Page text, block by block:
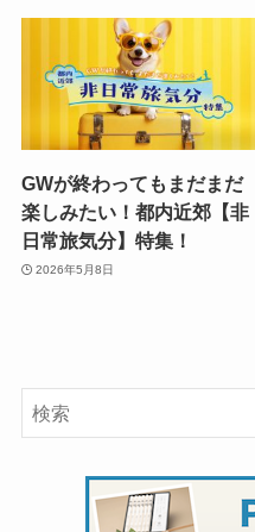
GWが終わってもまだまだ
楽しみたい！都内近郊【非
日常旅気分】特集！
2026年5月8日